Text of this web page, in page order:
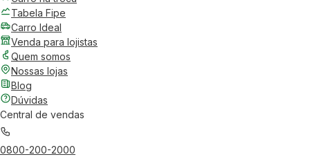
Tabela Fipe
Carro Ideal
Venda para lojistas
Quem somos
Nossas lojas
Blog
Dúvidas
Central de vendas
0800-200-2000